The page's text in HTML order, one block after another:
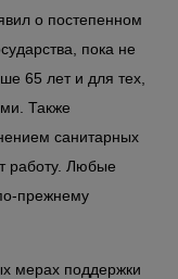
о постепенном
пока не
65 лет и для тех,
Также
санитарных
работу. Любые
прежнему
мерах поддержки